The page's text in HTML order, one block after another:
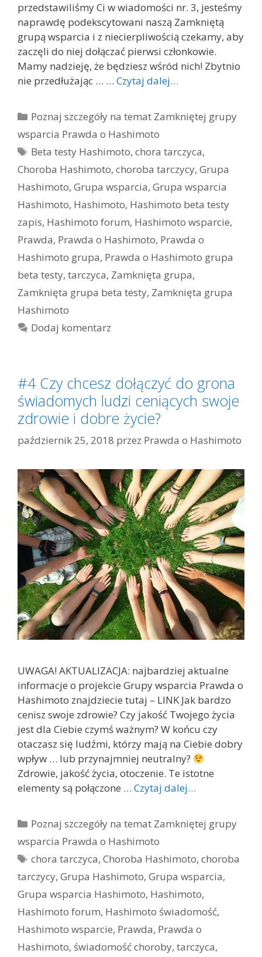
przedstawiliśmy Ci w wiadomości nr. 3, jesteśmy
naprawdę podekscytowani naszą Zamkniętą
grupą wsparcia i z niecierpliwością czekamy, aby
zaczęli do niej dołączać pierwsi członkowie.
Mamy nadzieję, że będziesz wśród nich! Zbytnio
nie przedłużając … … Czytaj dalej…
Kategorie
Poznaj szczegóły na temat Zamkniętej grupy
wsparcia Prawda o Hashimoto
Tagi
Beta testy Hashimoto,chora tarczyca,
Choroba Hashimoto, choroba tarczycy, Grupa
Hashimoto, Grupa wsparcia, Grupa wsparcia
Hashimoto, Hashimoto, Hashimoto beta testy
zapis, Hashimoto forum, Hashimoto wsparcie,
Prawda, Prawda o Hashimoto, Prawda o
Hashimoto grupa, Prawda o Hashimoto grupa
beta testy, tarczyca, Zamknięta grupa,
Zamknięta grupa beta testy, Zamknięta grupa
Hashimoto
Dodaj komentarz
#4 Czy chcesz dołączyć do grona
świadomych ludzi ceniących swoje
zdrowie i dobre życie?
październik 25, 2018 przez Prawda o Hashimoto
UWAGA! AKTUALIZACJA: najbardziej aktualne
informacje o projekcie Grupy wsparcia Prawda o
Hashimoto znajdziecie tutaj – LINK Jak bardzo
cenisz swoje zdrowie? Czy jakość Twojego życia
jest dla Ciebie czymś ważnym? W końcu czy
otaczasz się ludźmi, którzy mają na Ciebie dobry
wpływ … lub przynajmniej neutralny?
Zdrowie, jakość życia, otoczenie. Te istotne
elementy są połączone … Czytaj dalej…
Kategorie
Poznaj szczegóły na temat Zamkniętej grupy
wsparcia Prawda o Hashimoto
Tagi
chora tarczyca,Choroba Hashimoto,choroba
tarczycy, Grupa Hashimoto, Grupa wsparcia,
Grupa wsparcia Hashimoto, Hashimoto,
Hashimoto forum, Hashimoto świadomość,
Hashimoto wsparcie, Prawda, Prawda o
Hashimoto, świadomość choroby, tarczyca,